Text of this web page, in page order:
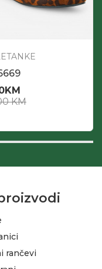
KM
KM
rančevi